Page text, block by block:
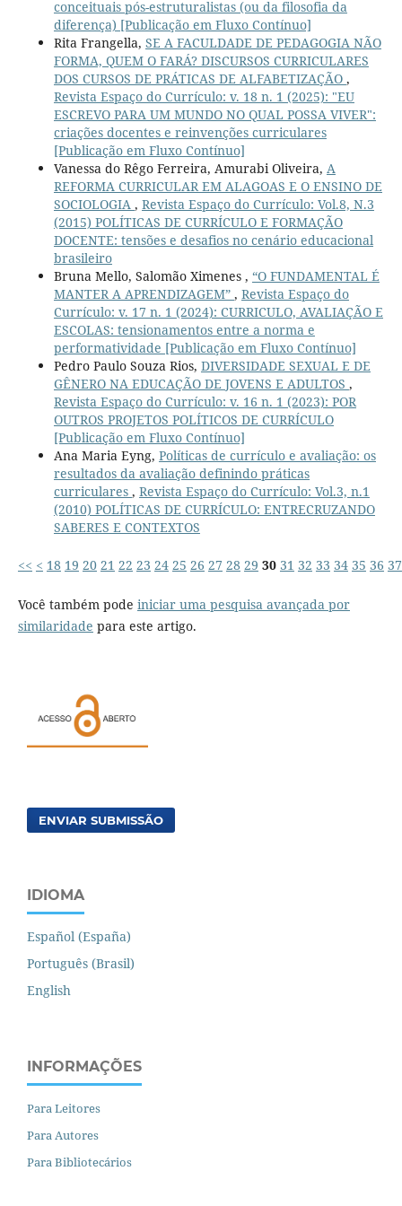
conceituais pós-estruturalistas (ou da filosofia da
diferença) [Publicação em Fluxo Contínuo]
Rita Frangella, SE A FACULDADE DE PEDAGOGIA NÃO
FORMA, QUEM O FARÁ? DISCURSOS CURRICULARES
DOS CURSOS DE PRÁTICAS DE ALFABETIZAÇÃO ,
Revista Espaço do Currículo: v. 18 n. 1 (2025): "EU
ESCREVO PARA UM MUNDO NO QUAL POSSA VIVER":
criações docentes e reinvenções curriculares
[Publicação em Fluxo Contínuo]
Vanessa do Rêgo Ferreira, Amurabi Oliveira, A
REFORMA CURRICULAR EM ALAGOAS E O ENSINO DE
SOCIOLOGIA , Revista Espaço do Currículo: Vol.8, N.3
(2015) POLÍTICAS DE CURRÍCULO E FORMAÇÃO
DOCENTE: tensões e desafios no cenário educacional
brasileiro
Bruna Mello, Salomão Ximenes , “O FUNDAMENTAL É
MANTER A APRENDIZAGEM” , Revista Espaço do
Currículo: v. 17 n. 1 (2024): CURRICULO, AVALIAÇÃO E
ESCOLAS: tensionamentos entre a norma e
performatividade [Publicação em Fluxo Contínuo]
Pedro Paulo Souza Rios, DIVERSIDADE SEXUAL E DE
GÊNERO NA EDUCAÇÃO DE JOVENS E ADULTOS ,
Revista Espaço do Currículo: v. 16 n. 1 (2023): POR
OUTROS PROJETOS POLÍTICOS DE CURRÍCULO
[Publicação em Fluxo Contínuo]
Ana Maria Eyng, Políticas de currículo e avaliação: os
resultados da avaliação definindo práticas
curriculares , Revista Espaço do Currículo: Vol.3, n.1
(2010) POLÍTICAS DE CURRÍCULO: ENTRECRUZANDO
SABERES E CONTEXTOS
<< < 18 19 20 21 22 23 24 25 26 27 28 29 30 31 32 33 34 35 36 37
Você também pode iniciar uma pesquisa avançada por
similaridade para este artigo.
ENVIAR SUBMISSÃO
IDIOMA
Español (España)
Português (Brasil)
English
INFORMAÇÕES
Para Leitores
Para Autores
Para Bibliotecários